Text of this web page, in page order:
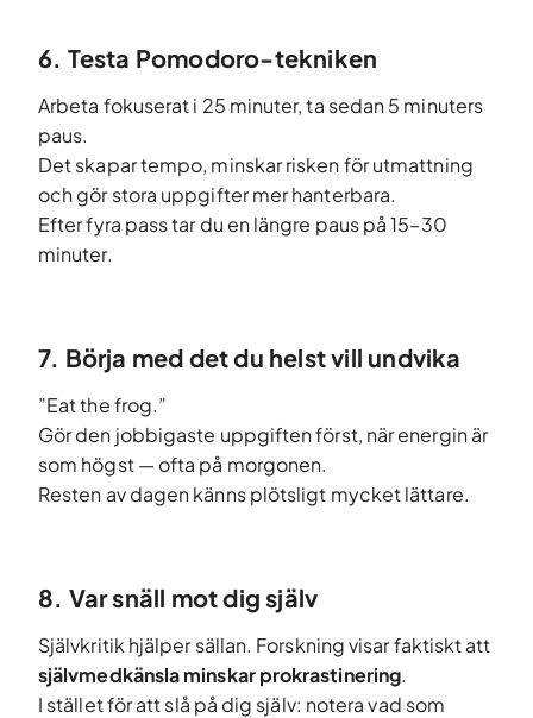
6. Testa Pomodoro-tekniken
Arbeta fokuserat i 25 minuter, ta sedan 5 minuters
paus.
Det skapar tempo, minskar risken för utmattning
och gör stora uppgifter mer hanterbara.
Efter fyra pass tar du en längre paus på 15–30
minuter.
7. Börja med det du helst vill undvika
”Eat the frog.”
Gör den jobbigaste uppgiften först, när energin är
som högst — ofta på morgonen.
Resten av dagen känns plötsligt mycket lättare.
8. Var snäll mot dig själv
Självkritik hjälper sällan. Forskning visar faktiskt att
självmedkänsla minskar prokrastinering.
I stället för att slå på dig själv: notera vad som